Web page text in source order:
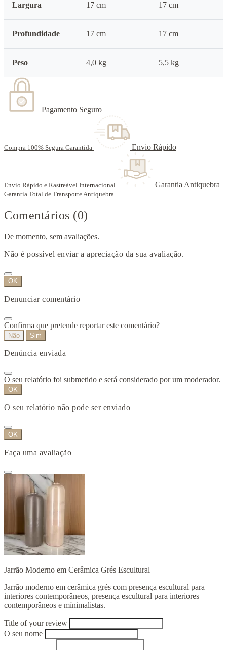
Largura 17 cm 17 cm
Profundidade 17 cm 17 cm
Peso 4,0 kg 5,5 kg
Pagamento Seguro
Compra 100% Segura Garantida Envio Rápido
Envio Rápido e Rastreável Internacional Garantia Antiquebra
Garantia Total de Transporte Antiquebra
Comentários (0)
De momento, sem avaliações.
Não é possível enviar a apreciação da sua avaliação.
OK
Denunciar comentário
Confirma que pretende reportar este comentário?
Não Sim
Denúncia enviada
O seu relatório foi submetido e será considerado por um moderador.
OK
O seu relatório não pode ser enviado
OK
Faça uma avaliação
Jarrão Moderno em Cerâmica Grés Escultural
Jarrão moderno em cerâmica grés com presença escultural para
interiores contemporâneos, presença escultural para interiores
contemporâneos e mínimalistas.
Title of your review
O seu nome